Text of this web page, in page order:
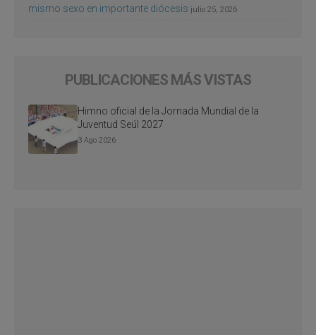
mismo sexo en importante diócesis julio 25, 2026
PUBLICACIONES MÁS VISTAS
Himno oficial de la Jornada Mundial de la
Juventud Seúl 2027
3 Ago 2026